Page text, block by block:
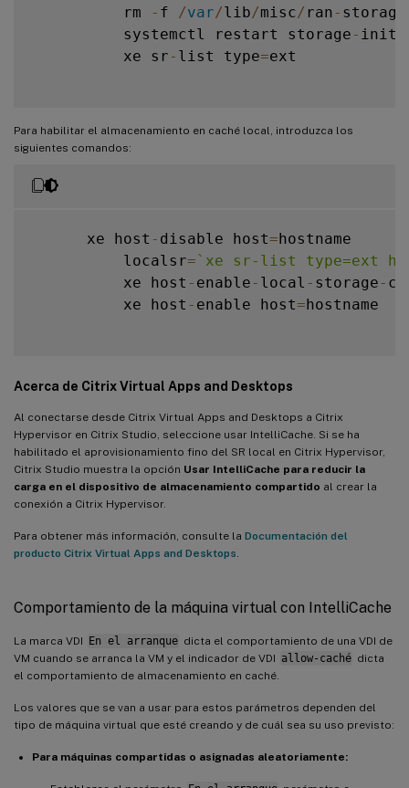
          rm
- f /var/lib/misc/ ran - storage
          systemctl restart storage
- init
          xe sr
- list type=ext
Para habilitar el almacenamiento en caché local, introduzca los
siguientes comandos:
      xe host
- disable host=hostname
          localsr
=` xe sr-list type=ext
          xe host
- enable - local - storage -
          xe host
- enable host=hostname
Acerca de Citrix Virtual Apps and Desktops
Al conectarse desde Citrix Virtual Apps and Desktops a Citrix
Hypervisor en Citrix Studio, seleccione usar IntelliCache. Si se ha
habilitado el aprovisionamiento fino del SR local en Citrix Hypervisor,
Citrix Studio muestra la opción Usar IntelliCache para reducir la
carga en el dispositivo de almacenamiento compartido al crear la
conexión a Citrix Hypervisor.
Para obtener más información, consulte la Documentación del
producto Citrix Virtual Apps and Desktops.
Comportamiento de la máquina virtual con IntelliCache
La marca VDI En el arranque dicta el comportamiento de una VDI de
VM cuando se arranca la VM y el indicador de VDI allow-caché dicta
el comportamiento de almacenamiento en caché.
Los valores que se van a usar para estos parámetros dependen del
tipo de máquina virtual que esté creando y de cuál sea su uso previsto:
Para máquinas compartidas o asignadas aleatoriamente: